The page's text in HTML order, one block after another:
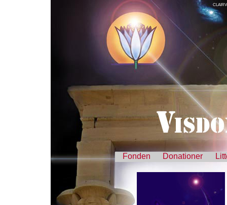
Fonden Donationer